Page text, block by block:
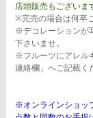
店頭販売もございま
※完売の場合は何卒
※デコレーションが
下さいませ。
※フルーツにアレル
連絡欄」へご記載く
※オンラインショッ